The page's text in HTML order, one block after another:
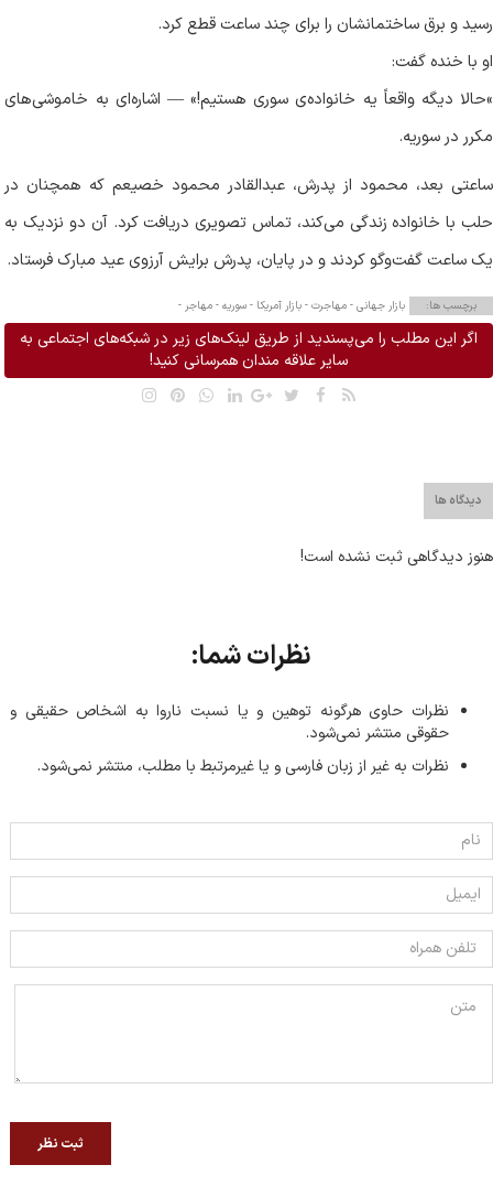
رسید و برق ساختمانشان را برای چند ساعت قطع کرد.
او با خنده گفت:
«حالا دیگه واقعاً یه خانواده‌ی سوری هستیم!»— اشاره‌ای به خاموشی‌های
مکرر در سوریه.
ساعتی بعد، محمود از پدرش، عبدالقادر محمود خصیعم که همچنان در
حلب با خانواده زندگی می‌کند، تماس تصویری دریافت کرد. آن دو نزدیک به
یک ساعت گفت‌وگو کردند و در پایان، پدرش برایش آرزوی عید مبارک فرستاد.
برچسب ها: بازار جهانی - مهاجرت - بازار آمریکا - سوریه - مهاجر -
اگر این مطلب را می‌پسندید از طریق لینک‌های زیر در شبکه‌های اجتماعی به
سایر علاقه مندان همرسانی کنید!
دیدگاه ها
هنوز دیدگاهی ثبت نشده است!
نظرات شما:
نظرات حاوی هرگونه توهین و یا نسبت ناروا به اشخاص حقیقی و
حقوقی منتشر نمی‌شود.
نظرات به غیر از زبان فارسی و یا غیر‌مرتبط با مطلب، منتشر نمی‌شود.
ثبت نظر